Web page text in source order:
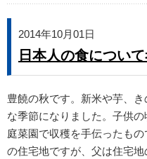
2014年10月01日
日本人の食につい
豊饒の秋です。新米や芋、
な季節になりました。子供
庭菜園で収穫を手伝ったも
の住宅地ですが、父は住宅